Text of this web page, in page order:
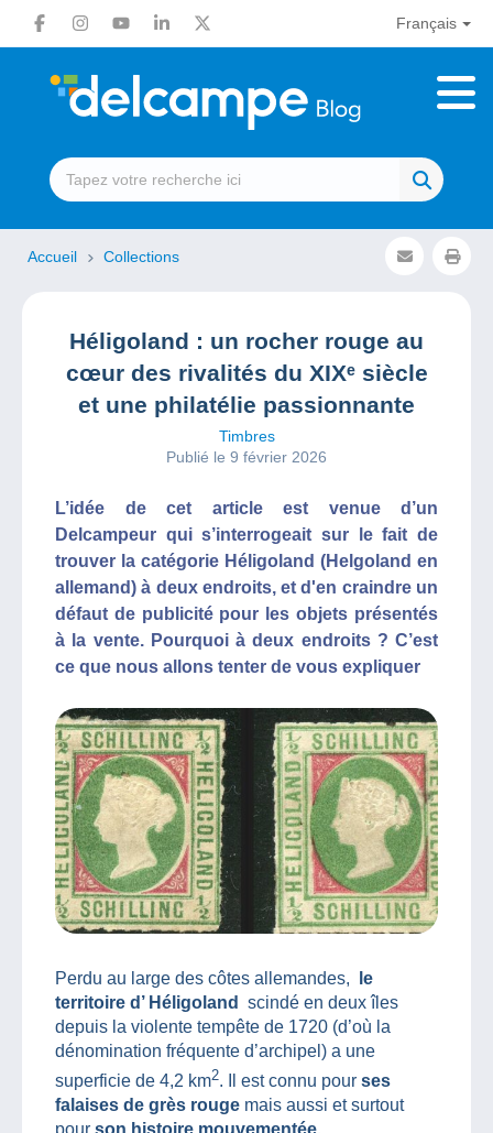
Français
Accueil Collections
Héligoland : un rocher rouge au
cœur des rivalités du XIXᵉ siècle
et une philatélie passionnante
Timbres
Publié le 9 février 2026
L’idée de cet article est venue d’un
Delcampeur qui s’interrogeait sur le fait de
trouver la catégorie Héligoland (Helgoland en
allemand) à deux endroits, et d'en craindre un
défaut de publicité pour les objets présentés
à la vente. Pourquoi à deux endroits ? C’est
ce que nous allons tenter de vous expliquer
Perdu au large des côtes allemandes,
le
territoire d’ Héligoland
scindé en deux îles
depuis la violente tempête de 1720 (d’où la
dénomination fréquente d’archipel) a une
superficie de 4,2 km2. Il est connu pour ses
falaises de grès rouge mais aussi et surtout
pour son histoire mouvementée.